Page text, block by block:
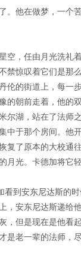
。他在做梦，一个
，任由月光洗礼
禁惊叹着它们是那
伦的街道上，每一
的朝前走着，他的
尔湖，站在了法师
中于那个房间。他
复了原本的大校通
光。卡德加将它
看到安东尼达斯的
，安东尼达斯递给
，但是现在是他看
是老一辈的法师，